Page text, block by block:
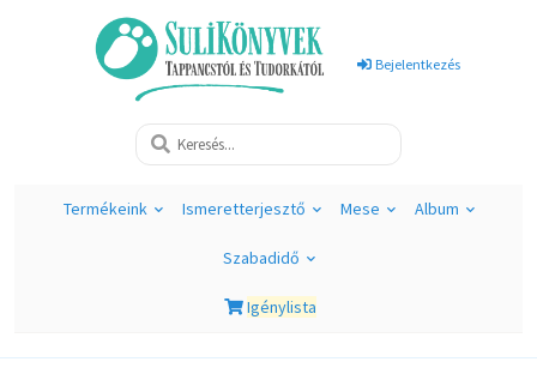
Bejelentkezés
Termékeink Ismeretterjesztő Mese Album
Szabadidő
Igénylista